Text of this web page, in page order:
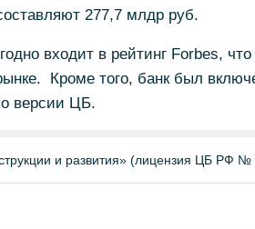
277,7 млдр руб.
входит в рейтинг Forbes, что
Кроме того, банк был
версии ЦБ.
и развития» (лицензия ЦБ РФ №